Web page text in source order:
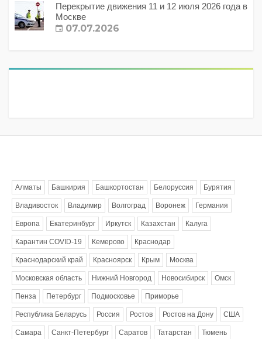
Перекрытие движения 11 и 12 июля 2026 года в
Москве
07.07.2026
Алматы Башкирия Башкортостан Белоруссия Бурятия
Владивосток Владимир Волгоград Воронеж Германия
Европа Екатеринбург Иркутск Казахстан Калуга
Карантин COVID-19 Кемерово Краснодар
Краснодарский край Красноярск Крым Москва
Московская область Нижний Новгород Новосибирск Омск
Пенза Петербург Подмосковье Приморье
Республика Беларусь Россия Ростов Ростов на Дону США
Самара Санкт-Петербург Саратов Татарстан Тюмень